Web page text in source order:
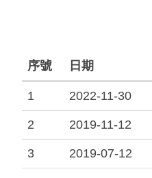
序號 日期
1 2022-11-30
2 2019-11-12
3 2019-07-12